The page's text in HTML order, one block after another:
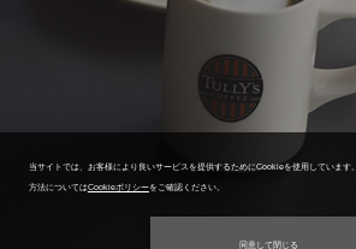
当サイトでは、お客様により良いサービスを提供するためにCookieを使用しています。
方法についてはCookieポリシーをご確認ください。
同意して閉じる